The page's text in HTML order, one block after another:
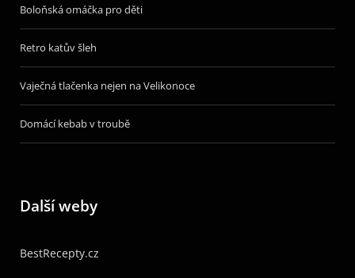
Boloňská omáčka pro děti
Retro katův šleh
Vaječná tlačenka nejen na Velikonoce
Domácí kebab v troubě
Další weby
BestRecepty.cz